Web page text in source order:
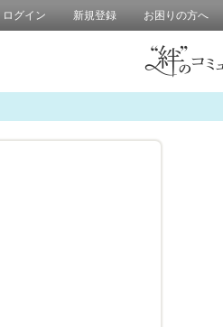
ログイン 新規登録 お困りの方へ